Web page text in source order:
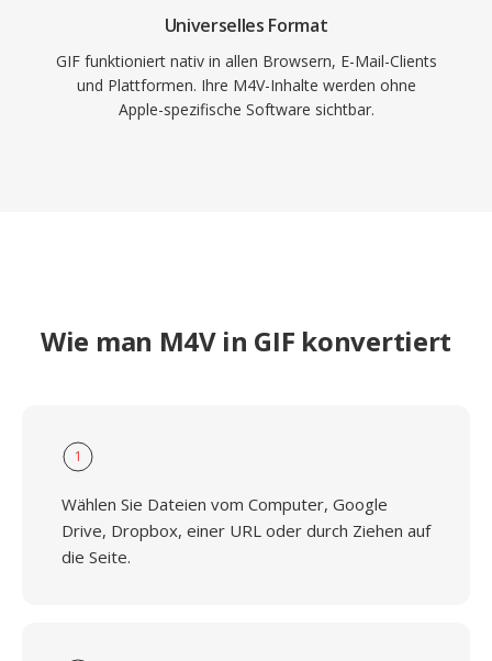
Universelles Format
GIF funktioniert nativ in allen Browsern, E-Mail-Clients
und Plattformen. Ihre M4V-Inhalte werden ohne
Apple-spezifische Software sichtbar.
Wie man M4V in GIF konvertiert
1
Wählen Sie Dateien vom Computer, Google
Drive, Dropbox, einer URL oder durch Ziehen auf
die Seite.